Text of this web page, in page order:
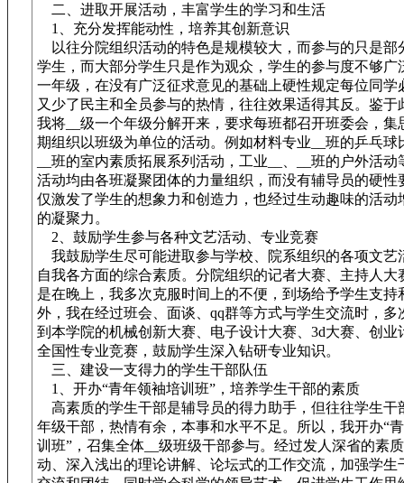
二、进取开展活动，丰富学生的学习和生活
1、充分发挥能动性，培养其创新意识
以往分院组织活动的特色是规模较大，而参与的只是部
学生，而大部分学生只是作为观众，学生的参与度不够广
一年级，在没有广泛征求意见的基础上硬性规定每位同学
又少了民主和全员参与的热情，往往效果适得其反。鉴于
我将__级一个年级分解开来，要求每班都召开班委会，集
期组织以班级为单位的活动。例如材料专业__班的乒乓球
__班的室内素质拓展系列活动，工业__、__班的户外活动
活动均由各班凝聚团体的力量组织，而没有辅导员的硬性
仅激发了学生的想象力和创造力，也经过生动趣味的活动
的凝聚力。
2、鼓励学生参与各种文艺活动、专业竞赛
我鼓励学生尽可能进取参与学校、院系组织的各项文艺
自我各方面的综合素质。分院组织的记者大赛、主持人大
是在晚上，我多次克服时间上的不便，到场给予学生支持
外，我在经过班会、面谈、qq群等方式与学生交流时，多
到本学院的机械创新大赛、电子设计大赛、3d大赛、创业
全国性专业竞赛，鼓励学生深入钻研专业知识。
三、建设一支得力的学生干部队伍
1、开办“青年领袖培训班”，培养学生干部的素质
高素质的学生干部是辅导员的得力助手，但往往学生干
年级干部，热情有余，本事和水平不足。所以，我开办“
训班”，召集全体__级班级干部参与。经过发人深省的素
动、深入浅出的理论讲解、论坛式的工作交流，加强学生